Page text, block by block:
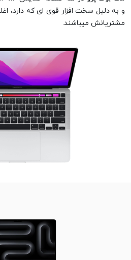
و به دلیل سخت افزار قوی ای که دارد،
مشتریانش میباشند.